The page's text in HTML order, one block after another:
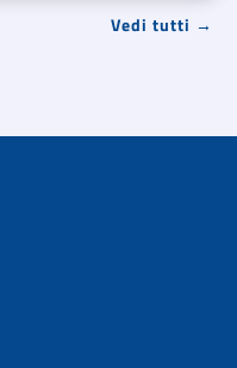
Vedi tutti →